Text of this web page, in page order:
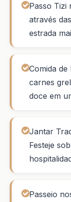
Passo Tizi
através
estrada
Comida
carnes
doce em
Jantar
Festeje
Passeio